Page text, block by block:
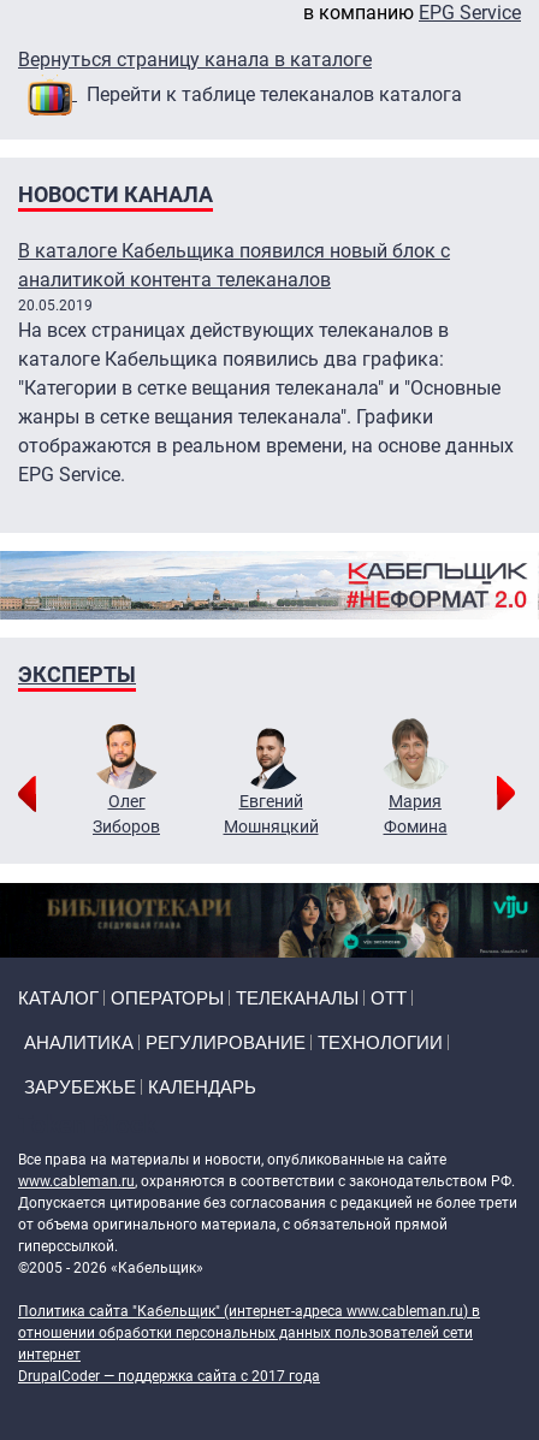
в компанию EPG Service
Вернуться страницу канала в каталоге
Перейти к таблице телеканалов каталога
НОВОСТИ КАНАЛА
В каталоге Кабельщика появился новый блок с
аналитикой контента телеканалов
20.05.2019
На всех страницах действующих телеканалов в
каталоге Кабельщика появились два графика:
"Категории в сетке вещания телеканала" и "Основные
жанры в сетке вещания телеканала". Графики
отображаются в реальном времени, на основе данных
EPG Service.
ЭКСПЕРТЫ
Олег
Зиборов
Евгений
Мошняцкий
Мария
Фомина
КАТАЛОГ ОПЕРАТОРЫ ТЕЛЕКАНАЛЫ ОТТ
АНАЛИТИКА РЕГУЛИРОВАНИЕ ТЕХНОЛОГИИ
ЗАРУБЕЖЬЕ КАЛЕНДАРЬ
Все права на материалы и новости, опубликованные на сайте
www.cableman.ru, охраняются в соответствии с законодательством РФ.
Допускается цитирование без согласования с редакцией не более трети
от объема оригинального материала, с обязательной прямой
гиперссылкой.
©2005 - 2026 «Кабельщик»
Политика сайта "Кабельщик" (интернет-адреса www.cableman.ru) в
отношении обработки персональных данных пользователей сети
интернет
DrupalCoder — поддержка сайта c 2017 года